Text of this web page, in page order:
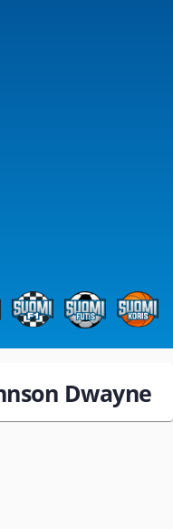
Dwayne